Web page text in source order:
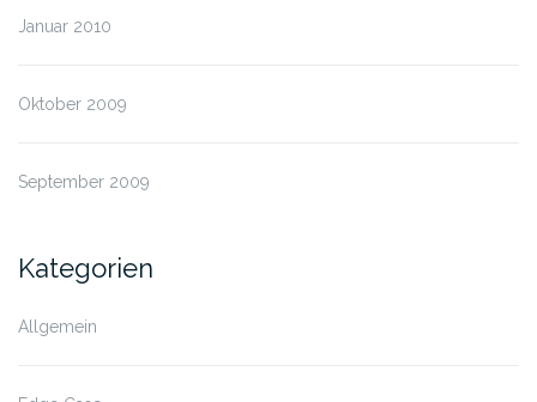
Januar 2010
Oktober 2009
September 2009
Kategorien
Allgemein